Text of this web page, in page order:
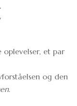
oplevelser, et par
og den
.